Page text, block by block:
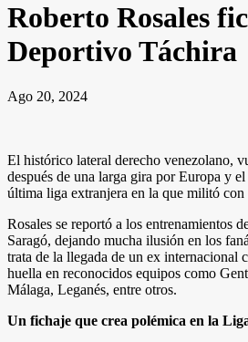
Roberto Rosales
Deportivo Táchira
Ago 20, 2024
El histórico lateral derecho venezolano,
después de una larga gira por Europa y
última liga extranjera en la que militó
Rosales se reportó a los entrenamientos
Saragó, dejando mucha ilusión en los
trata de la llegada de un ex internacional
huella en reconocidos equipos como
Málaga, Leganés, entre otros.
Un fichaje que crea polémica en la